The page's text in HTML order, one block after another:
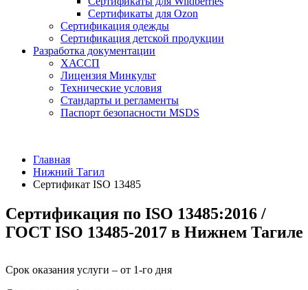
Сертификаты для Ozon
Сертификация одежды
Сертификация детской продукции
Разработка документации
ХАССП
Лицензия Минкульт
Технические условия
Стандарты и регламенты
Паспорт безопасности MSDS
Главная
Нижний Тагил
Сертификат ISO 13485
Сертификация по ISO 13485:2016 /
ГОСТ ISO 13485-2017 в Нижнем Тагиле
Срок оказания услуги – от 1-го дня